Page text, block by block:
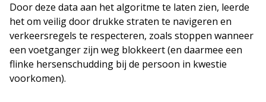
Door deze data aan het algoritme te laten zien, leerde
het om veilig door drukke straten te navigeren en
verkeersregels te respecteren, zoals stoppen wanneer
een voetganger zijn weg blokkeert (en daarmee een
flinke hersenschudding bij de persoon in kwestie
voorkomen).